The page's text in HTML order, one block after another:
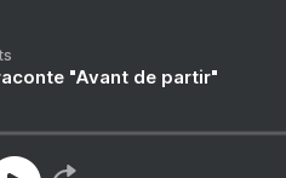
"Avant de partir"